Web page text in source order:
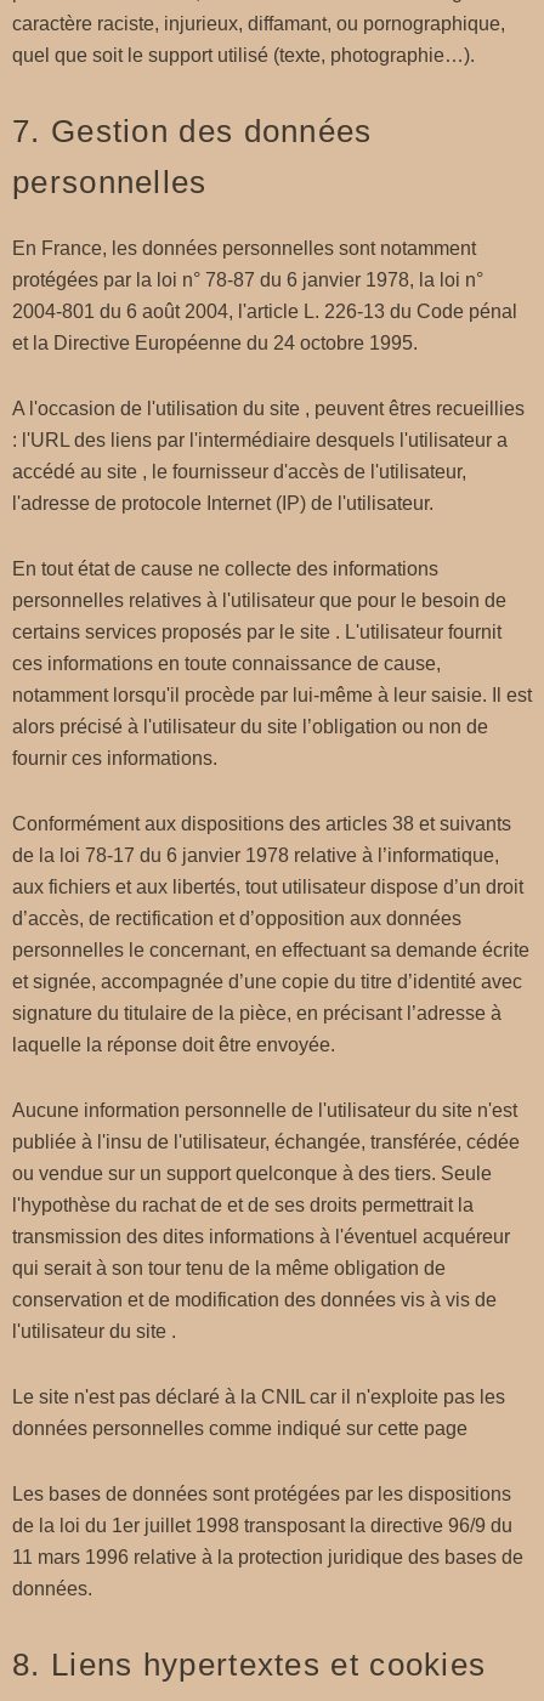
caractère raciste, injurieux, diffamant, ou pornographique,
quel que soit le support utilisé (texte, photographie…).
7. Gestion des données
personnelles
En France, les données personnelles sont notamment
protégées par la loi n° 78-87 du 6 janvier 1978, la loi n°
2004-801 du 6 août 2004, l'article L. 226-13 du Code pénal
et la Directive Européenne du 24 octobre 1995.
A l'occasion de l'utilisation du site , peuvent êtres recueillies
: l'URL des liens par l'intermédiaire desquels l'utilisateur a
accédé au site , le fournisseur d'accès de l'utilisateur,
l'adresse de protocole Internet (IP) de l'utilisateur.
En tout état de cause ne collecte des informations
personnelles relatives à l'utilisateur que pour le besoin de
certains services proposés par le site . L'utilisateur fournit
ces informations en toute connaissance de cause,
notamment lorsqu'il procède par lui-même à leur saisie. Il est
alors précisé à l'utilisateur du site l’obligation ou non de
fournir ces informations.
Conformément aux dispositions des articles 38 et suivants
de la loi 78-17 du 6 janvier 1978 relative à l’informatique,
aux fichiers et aux libertés, tout utilisateur dispose d’un droit
d’accès, de rectification et d’opposition aux données
personnelles le concernant, en effectuant sa demande écrite
et signée, accompagnée d’une copie du titre d’identité avec
signature du titulaire de la pièce, en précisant l’adresse à
laquelle la réponse doit être envoyée.
Aucune information personnelle de l'utilisateur du site n'est
publiée à l'insu de l'utilisateur, échangée, transférée, cédée
ou vendue sur un support quelconque à des tiers. Seule
l'hypothèse du rachat de et de ses droits permettrait la
transmission des dites informations à l'éventuel acquéreur
qui serait à son tour tenu de la même obligation de
conservation et de modification des données vis à vis de
l'utilisateur du site .
Le site n'est pas déclaré à la CNIL car il n'exploite pas les
données personnelles comme indiqué sur cette page
Les bases de données sont protégées par les dispositions
de la loi du 1er juillet 1998 transposant la directive 96/9 du
11 mars 1996 relative à la protection juridique des bases de
données.
8. Liens hypertextes et cookies